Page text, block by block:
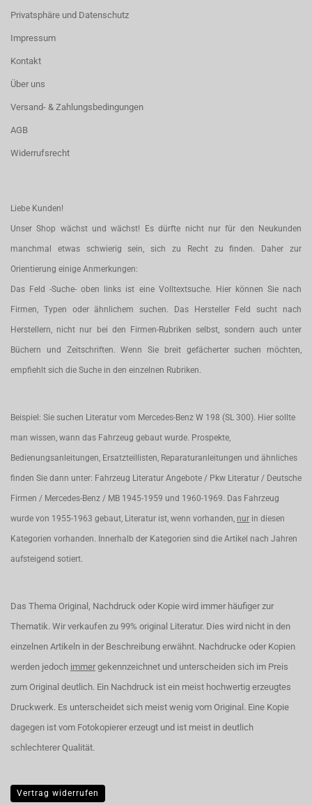
Privatsphäre und Datenschutz
Impressum
Kontakt
Über uns
Versand- & Zahlungsbedingungen
AGB
Widerrufsrecht
Liebe Kunden!
Unser Shop wächst und wächst! Es dürfte nicht nur für den Neukunden
manchmal etwas schwierig sein, sich zu Recht zu finden. Daher zur
Orientierung einige Anmerkungen:
Das Feld -Suche- oben links ist eine Volltextsuche. Hier können Sie nach
Firmen, Typen oder ähnlichem suchen. Das Hersteller Feld sucht nach
Herstellern, nicht nur bei den Firmen-Rubriken selbst, sondern auch unter
Büchern und Zeitschriften. Wenn Sie breit gefächerter suchen möchten,
empfiehlt sich die Suche in den einzelnen Rubriken.
Beispiel: Sie suchen Literatur vom Mercedes-Benz W 198 (SL 300). Hier sollte
man wissen, wann das Fahrzeug gebaut wurde. Prospekte,
Bedienungsanleitungen, Ersatzteillisten, Reparaturanleitungen und ähnliches
finden Sie dann unter: Fahrzeug Literatur Angebote / Pkw Literatur / Deutsche
Firmen / Mercedes-Benz / MB 1945-1959 und 1960-1969. Das Fahrzeug
wurde von 1955-1963 gebaut, Literatur ist, wenn vorhanden, nur in diesen
Kategorien vorhanden. Innerhalb der Kategorien sind die Artikel nach Jahren
aufsteigend sotiert.
Das Thema Original, Nachdruck oder Kopie wird immer häufiger zur
Thematik. Wir verkaufen zu 99% original Literatur. Dies wird nicht in den
einzelnen Artikeln in der Beschreibung erwähnt. Nachdrucke oder Kopien
werden jedoch immer gekennzeichnet und unterscheiden sich im Preis
zum Original deutlich. Ein Nachdruck ist ein meist hochwertig erzeugtes
Druckwerk. Es unterscheidet sich meist wenig vom Original. Eine Kopie
dagegen ist vom Fotokopierer erzeugt und ist meist in deutlich
schlechterer Qualität.
Vertrag widerrufen